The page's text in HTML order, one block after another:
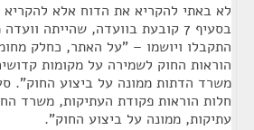
לא באתי להקריא את הדוח אלא להקריא
בסעיף 7 קובעת בוועדה, שהייתה
התקבלו ויושמו – "על האתר, כחלק
חלות הוראות פקודת העתיקות, משרד
עתיקות, ממונה על ביצוע החוק".